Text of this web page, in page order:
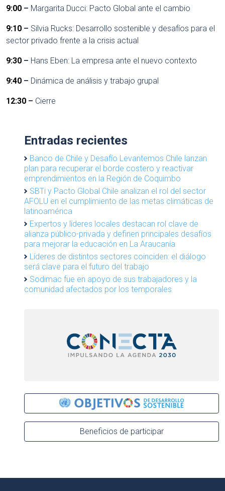
9:00 – Margarita Ducci: Pacto Global ante el cambio
9:10 – Silvia Rucks: Desarrollo sostenible y desafíos para el
sector privado frente a la crisis actual
9:30 – Hans Eben: La empresa ante el nuevo contexto
9:40 – Dinámica de análisis y trabajo grupal
12:30 – Cierre
Entradas recientes
Banco de Chile y Desafío Levantemos Chile lanzan
plan para recuperar el borde costero y reactivar
emprendimientos en la Región de Coquimbo
SBTi y Pacto Global Chile analizan el rol del sector
AFOLU en el cumplimiento de las metas climáticas de
latinoamérica
Expertos y líderes locales destacan rol clave de
alianza público-privada y definen principales desafíos
para mejorar la educación en La Araucanía
Líderes de distintos sectores coinciden: el diálogo
será clave para el futuro del trabajo
Sodimac fue en apoyo de sus trabajadores y la
comunidad afectados por los temporales
Beneficios de participar